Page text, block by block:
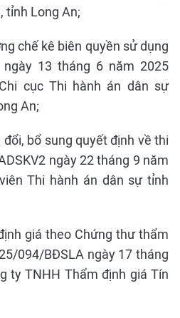
tỉnh Long An;
chế kê biên quyền sử dụng
ngày 13 tháng 6 năm 2025
cục Thi hành án dân sự
An;
bổ sung quyết định về thi
ngày 22 tháng 9 năm
Thi hành án dân sự tỉnh
giá theo Chứng thư thẩm
094/BĐSLA ngày 17 tháng
ty TNHH Thẩm định giá Tín